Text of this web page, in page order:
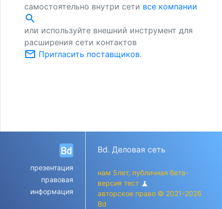
самостоятельно внутри сети все компании
search
или используйте внешний инструмент для
расширения сети контактов
mail_outline Пригласить поставщиков.
презентация
правовая
информация
Bd. Деловая сеть
нам 5лет, публичная бета-
версия тест science
авторское право © 2021-2026
Bd